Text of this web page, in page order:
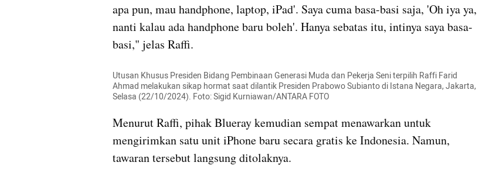
apa pun, mau handphone, laptop, iPad'. Saya cuma basa-basi saja, 'Oh iya ya,
nanti kalau ada handphone baru boleh'. Hanya sebatas itu, intinya saya basa-
basi," jelas Raffi.
Utusan Khusus Presiden Bidang Pembinaan Generasi Muda dan Pekerja Seni terpilih Raffi Farid
Ahmad melakukan sikap hormat saat dilantik Presiden Prabowo Subianto di Istana Negara, Jakarta,
Selasa (22/10/2024). Foto: Sigid Kurniawan/ANTARA FOTO
Menurut Raffi, pihak Blueray kemudian sempat menawarkan untuk
mengirimkan satu unit iPhone baru secara gratis ke Indonesia. Namun,
tawaran tersebut langsung ditolaknya.